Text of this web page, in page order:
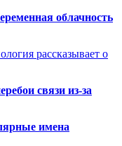
облачность
рассказывает о
связи из-за
имена